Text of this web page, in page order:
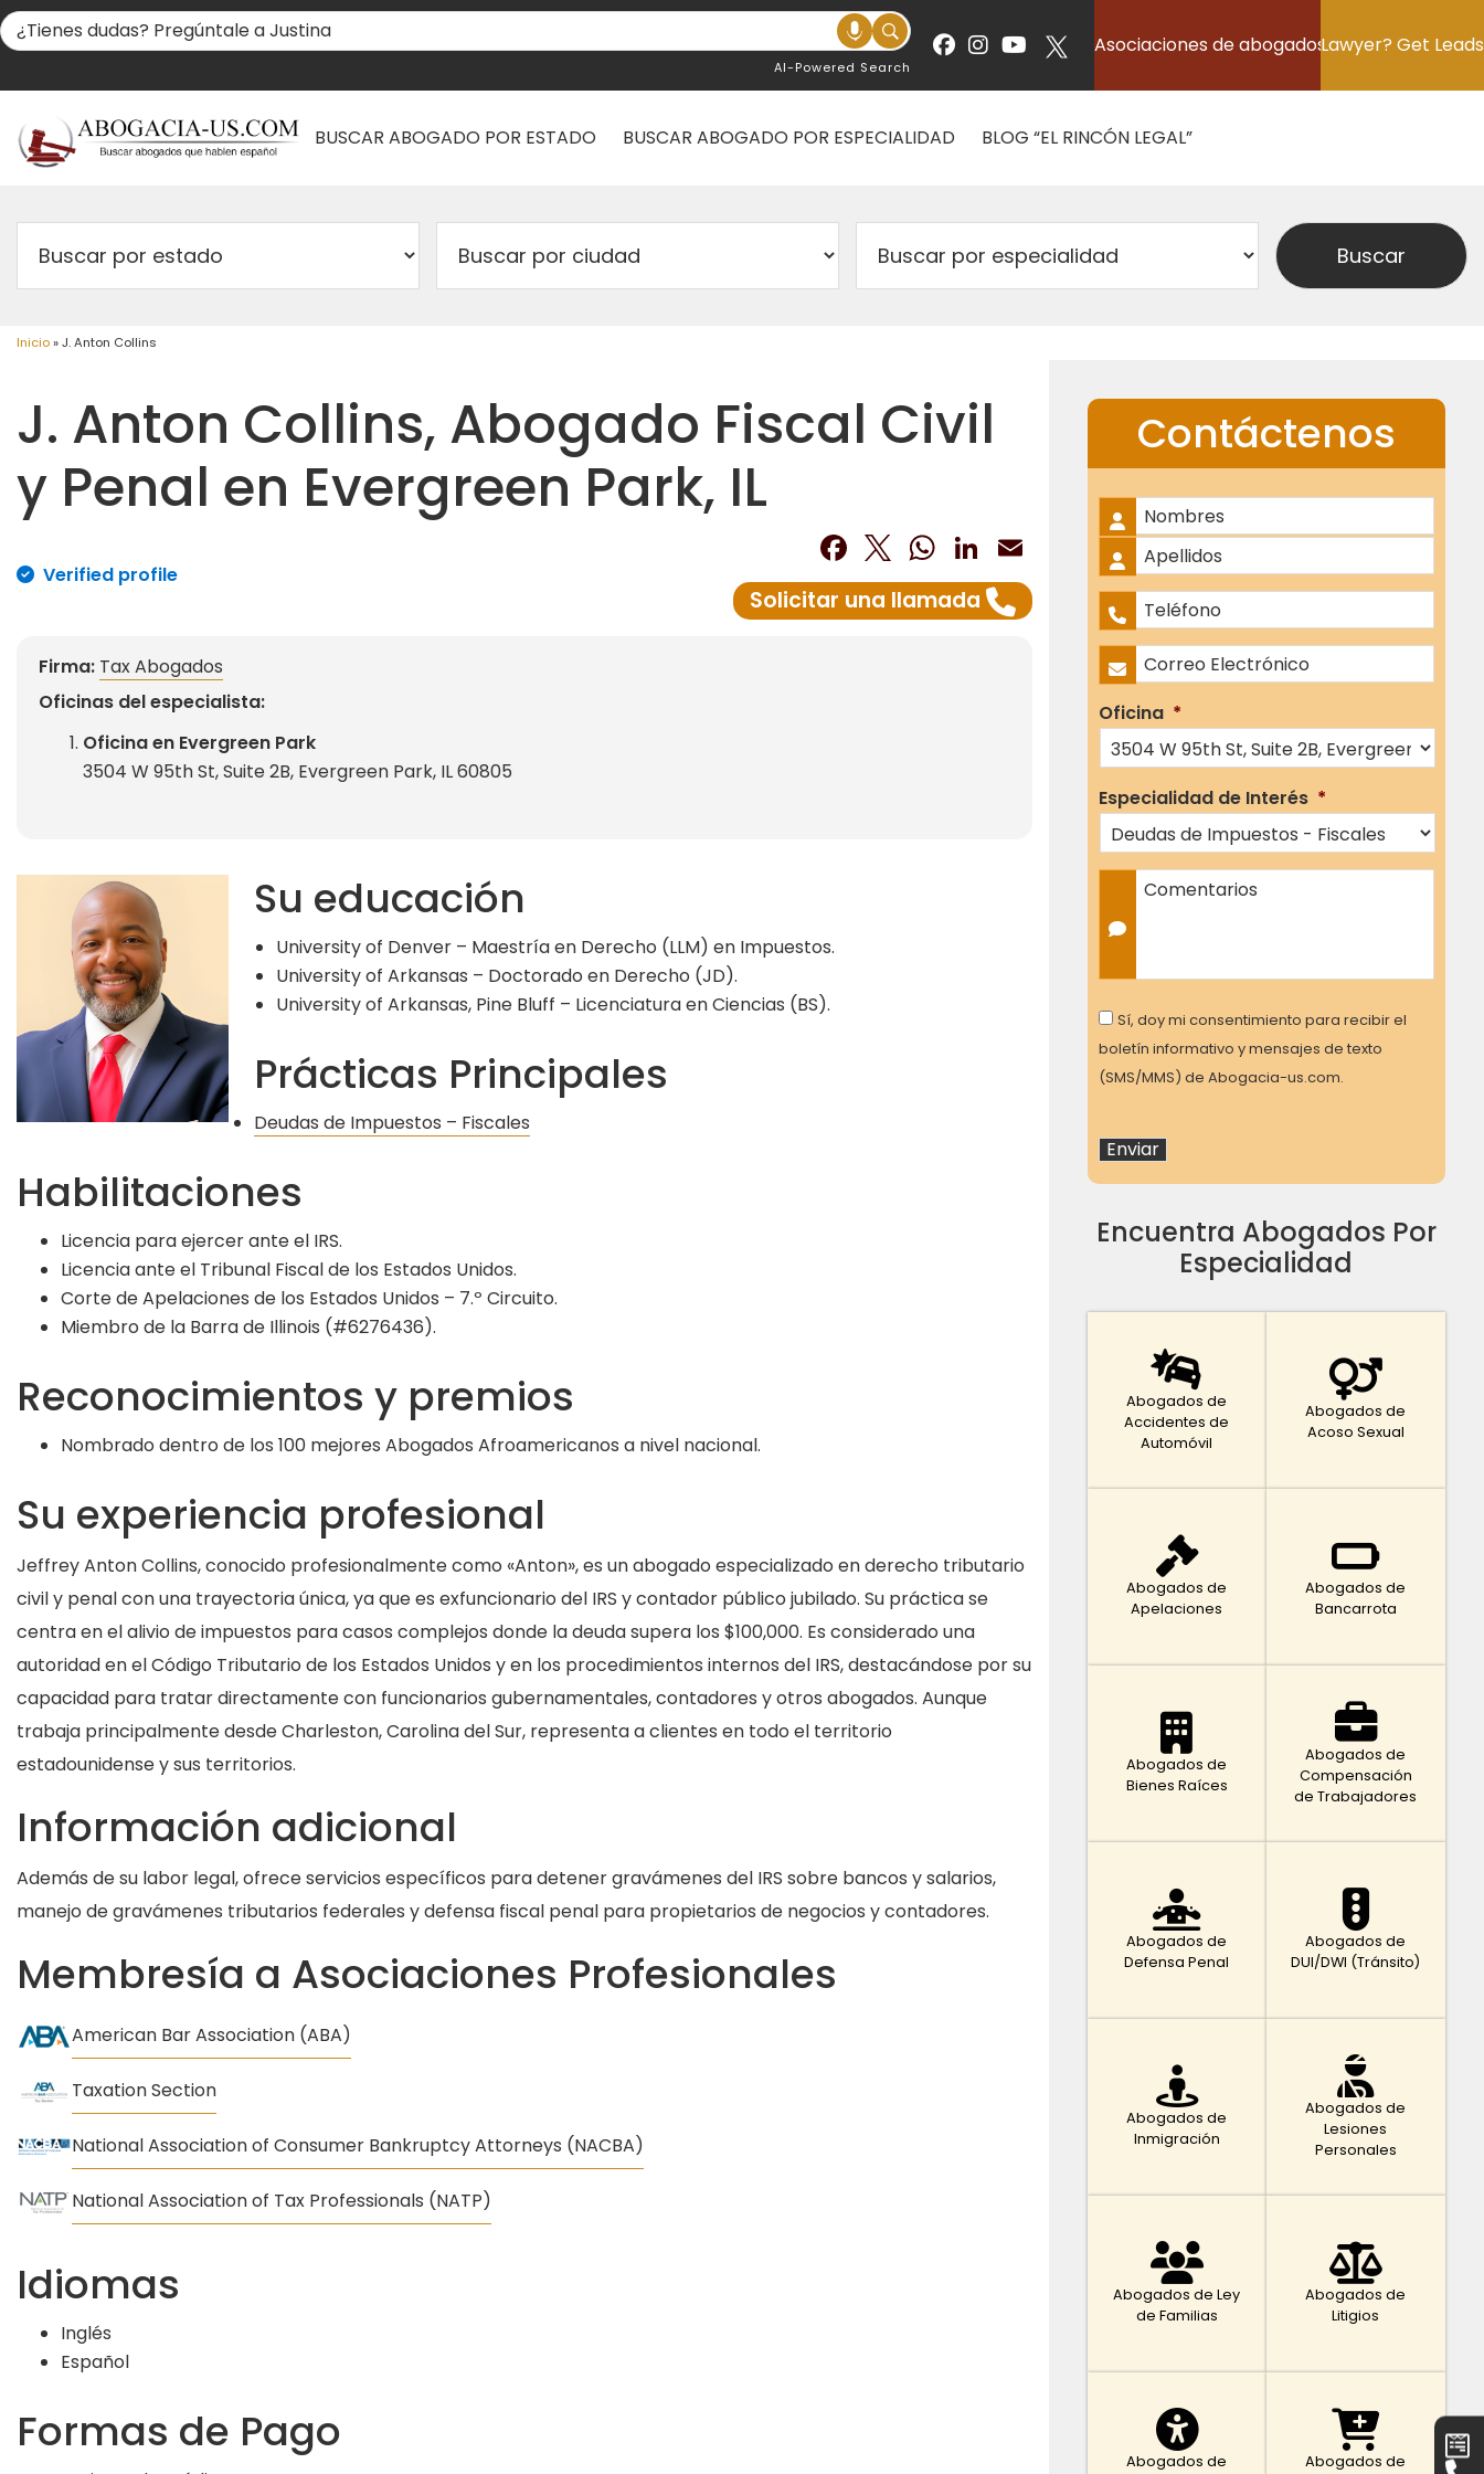
AI-Powered Search
Asociaciones de abogadosLawyer? Get Leads
BUSCAR ABOGADO POR ESTADO BUSCAR ABOGADO POR ESPECIALIDAD BLOG “EL RINCÓN LEGAL”
Inicio»J. Anton Collins
J. Anton Collins, Abogado Fiscal Civil
y Penal en Evergreen Park, IL
Verified profile
Facebook
Twitter
WhatsApp
LinkedIn
Email
Solicitar una llamada
Firma: Tax Abogados
Oficinas del especialista:
Oficina en Evergreen Park
3504 W 95th St, Suite 2B, Evergreen Park, IL 60805
Su educación
University of Denver – Maestría en Derecho (LLM) en Impuestos.
University of Arkansas – Doctorado en Derecho (JD).
University of Arkansas, Pine Bluff – Licenciatura en Ciencias (BS).
Prácticas Principales
Deudas de Impuestos – Fiscales
Habilitaciones
Licencia para ejercer ante el IRS.
Licencia ante el Tribunal Fiscal de los Estados Unidos.
Corte de Apelaciones de los Estados Unidos – 7.º Circuito.
Miembro de la Barra de Illinois (#6276436).
Reconocimientos y premios
Nombrado dentro de los 100 mejores Abogados Afroamericanos a nivel nacional.
Su experiencia profesional
Jeffrey Anton Collins, conocido profesionalmente como «Anton», es un abogado especializado en derecho tributario
civil y penal con una trayectoria única, ya que es exfuncionario del IRS y contador público jubilado. Su práctica se
centra en el alivio de impuestos para casos complejos donde la deuda supera los $100,000. Es considerado una
autoridad en el Código Tributario de los Estados Unidos y en los procedimientos internos del IRS, destacándose por su
capacidad para tratar directamente con funcionarios gubernamentales, contadores y otros abogados. Aunque
trabaja principalmente desde Charleston, Carolina del Sur, representa a clientes en todo el territorio
estadounidense y sus territorios.
Información adicional
Además de su labor legal, ofrece servicios específicos para detener gravámenes del IRS sobre bancos y salarios,
manejo de gravámenes tributarios federales y defensa fiscal penal para propietarios de negocios y contadores.
Membresía a Asociaciones Profesionales
American Bar Association (ABA)
Taxation Section
National Association of Consumer Bankruptcy Attorneys (NACBA)
National Association of Tax Professionals (NATP)
Idiomas
Inglés
Español
Formas de Pago
Contáctenos
Nombre Completo
Nombres
Apellidos
Teléfono *
Correo Electrónico *
Oficina *
Especialidad de Interés *
Comentarios
Consent
Sí, doy mi consentimiento para recibir el
boletín informativo y mensajes de texto
(SMS/MMS) de Abogacia-us.com.
Encuentra Abogados Por
Especialidad
Abogados de
Accidentes de
Automóvil
Abogados de
Acoso Sexual
Abogados de
Apelaciones
Abogados de
Bancarrota
Abogados de
Bienes Raíces
Abogados de
Compensación
de Trabajadores
Abogados de
Defensa Penal
Abogados de
DUI/DWI (Tránsito)
Abogados de
Inmigración
Abogados de
Lesiones
Personales
Abogados de Ley
de Familias
Abogados de
Litigios
Abogados de
Abogados de